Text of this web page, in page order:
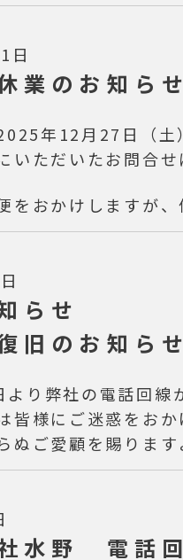
日
業のお知らせ
2025年12月27日（
ただいたお問合せ
をおかけしますが
らせ
旧のお知ら
り弊社の電話回線
皆様にご迷惑をお
ぬご愛顧を賜ります
水野 電話